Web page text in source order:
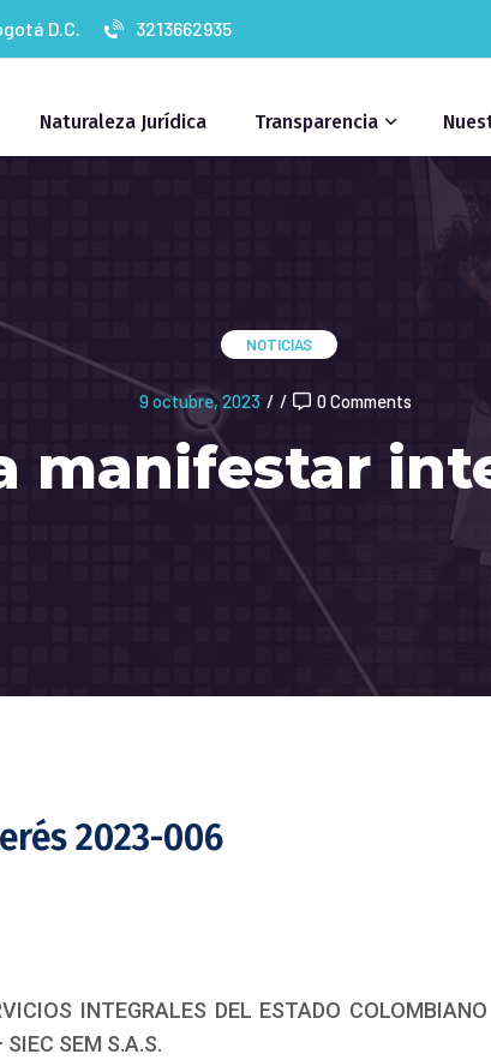
D.C. 3213662935
Naturaleza Jurídica Transparencia
NOTICIAS
9 octubre, 2023 / / 0 Comments
manifestar
2023-006
INTEGRALES DEL ESTADO COLOMBIANO
SEM S.A.S.